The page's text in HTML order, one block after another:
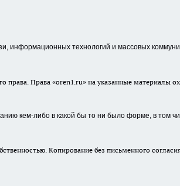
информационных технологий и массовых
Права «oren1.ru» на указанные материалы
кем-либо в какой бы то ни было форме, в том
Копирование без письменного